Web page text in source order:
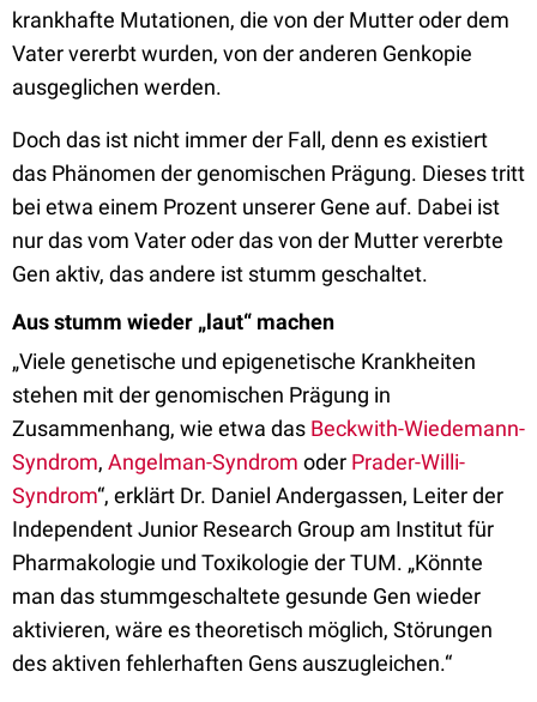
krankhafte Mutationen, die von der Mutter oder dem
Vater vererbt wurden, von der anderen Genkopie
ausgeglichen werden.
Doch das ist nicht immer der Fall, denn es existiert
das Phänomen der genomischen Prägung. Dieses tritt
bei etwa einem Prozent unserer Gene auf. Dabei ist
nur das vom Vater oder das von der Mutter vererbte
Gen aktiv, das andere ist stumm geschaltet.
Aus stumm wieder „laut“ machen
„Viele genetische und epigenetische Krankheiten
stehen mit der genomischen Prägung in
Zusammenhang, wie etwa das Beckwith-Wiedemann-
Syndrom, Angelman-Syndrom oder Prader-Willi-
Syndrom“, erklärt Dr. Daniel Andergassen, Leiter der
Independent Junior Research Group am Institut für
Pharmakologie und Toxikologie der TUM. „Könnte
man das stummgeschaltete gesunde Gen wieder
aktivieren, wäre es theoretisch möglich, Störungen
des aktiven fehlerhaften Gens auszugleichen.“